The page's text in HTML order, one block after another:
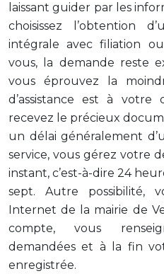
laissant guider par les
choisissez l’obtention
intégrale avec filiation
vous, la demande reste
vous éprouvez la
d’assistance est à votre
recevez le précieux
un délai généralement
service, vous gérez votre
instant, c’est-à-dire 24
sept. Autre possibilité,
Internet de la mairie de
compte, vous
demandées et à la fin
enregistrée.